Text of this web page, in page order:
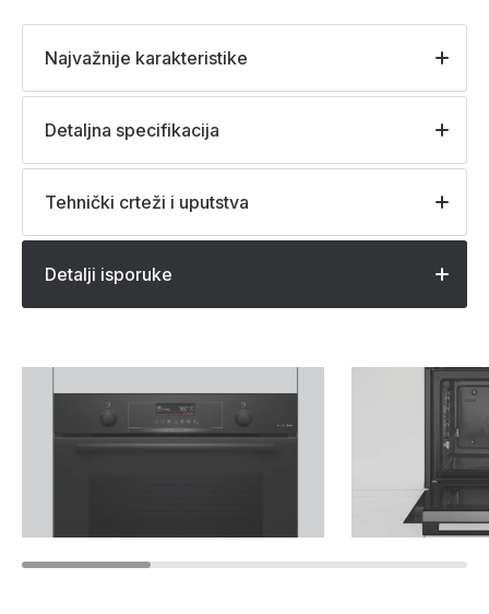
Najvažnije karakteristike
Detaljna specifikacija
Tehnički crteži i uputstva
Detalji isporuke